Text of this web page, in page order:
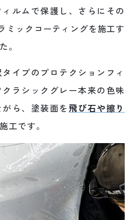
ルムで保護し、さらにその
ミックコーティングを施工す
。
イプのプロテクションフィ
ラシックグレー本来の色味
ら、塗装面を飛び石や擦り
工です。